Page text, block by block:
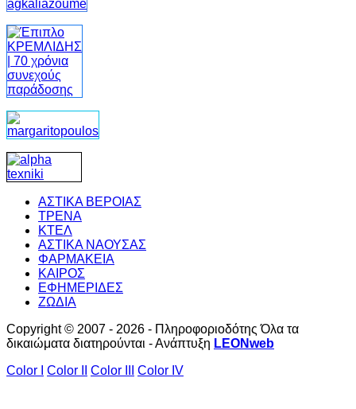
ΑΣΤΙΚΑ ΒΕΡΟΙΑΣ
ΤΡΕΝΑ
ΚΤΕΛ
ΑΣΤΙΚΑ ΝΑΟΥΣΑΣ
ΦΑΡΜΑΚΕΙΑ
ΚΑΙΡΟΣ
ΕΦΗΜΕΡΙΔΕΣ
ΖΩΔΙΑ
Copyright © 2007 - 2026 - Πληροφοριοδότης Όλα τα
δικαιώματα διατηρούνται - Ανάπτυξη LEONweb
Color I
Color II Color III Color IV